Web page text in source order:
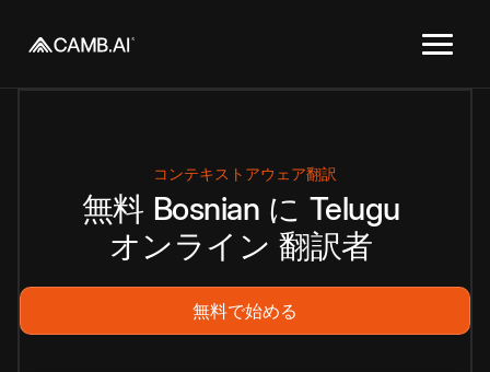
コンテキストアウェア翻訳
無料 Bosnian に Telugu
オンライン 翻訳者
無料で始める